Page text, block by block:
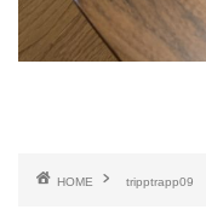
HOME tripptrapp09